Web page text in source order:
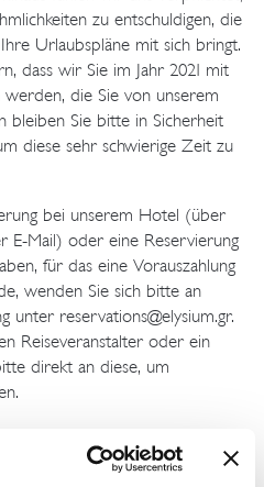
zu entschuldigen, die
Urlaubspläne mit sich bringt.
dass wir Sie im Jahr 2021 mit
die Sie von unserem
bleiben Sie bitte in Sicherheit
diese sehr schwierige Zeit zu
bei unserem Hotel (über
E-Mail) oder eine Reservierung
für das eine Vorauszahlung
wenden Sie sich bitte an
unter reservations@elysium.gr.
Reiseveranstalter oder ein
direkt an diese, um